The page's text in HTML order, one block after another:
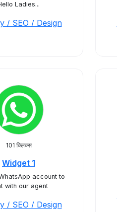
Ladies...
/ SEO / Design
101 क्लिक्स
Widget 1
account to
with our agent
/ SEO / Design